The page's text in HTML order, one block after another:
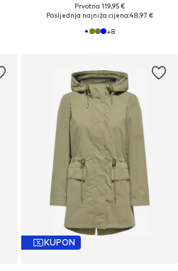
Prvotno: 119,95 €
Posljednja najniža cijena:48,97 €
+8
KUPON